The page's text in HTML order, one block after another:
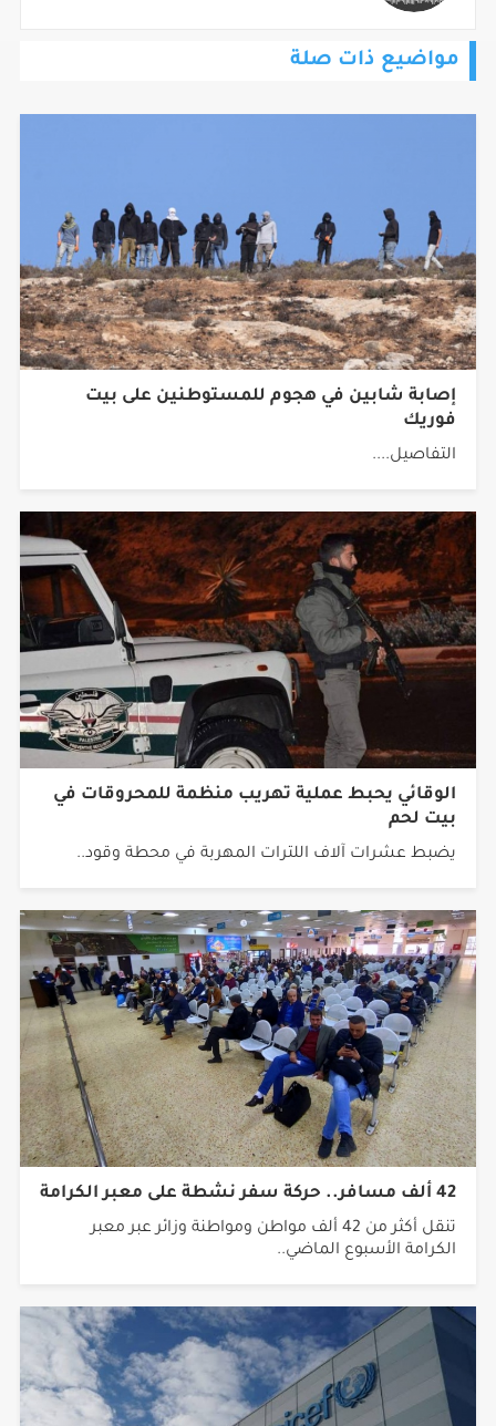
مواضيع ذات صلة
إصابة شابين في هجوم للمستوطنين على بيت
فوريك
التفاصيل....
الوقائي يحبط عملية تهريب منظمة للمحروقات في
بيت لحم
يضبط عشرات آلاف اللترات المهربة في محطة وقود..
42 ألف مسافر.. حركة سفر نشطة على معبر الكرامة
تنقل أكثر من 42 ألف مواطن ومواطنة وزائر عبر معبر
الكرامة الأسبوع الماضي..